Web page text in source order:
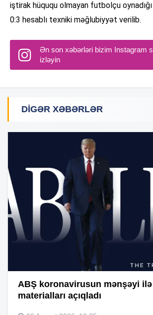
iştirak hüququ olmayan futbolçu
0:3 hesablı texniki məğlubiyyət verilib.
Ən son xəbərləri bizim Instagram
izləyin
DIGƏR XƏBƏRLƏR
ABŞ koronavirusun mənşəyi ilə
materialları açıqladı